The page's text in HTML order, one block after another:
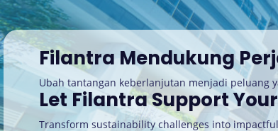
Filantra Mendukung
Ubah tantangan keberlanjutan menjadi peluang
Let Filantra Support
Transform sustainability challenges into